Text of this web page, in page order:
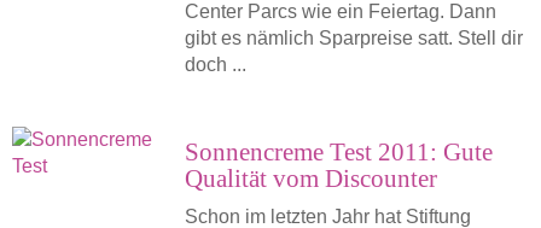
Center Parcs wie ein Feiertag. Dann
gibt es nämlich Sparpreise satt. Stell dir
doch ...
Sonnencreme Test 2011: Gute
Qualität vom Discounter
Schon im letzten Jahr hat Stiftung